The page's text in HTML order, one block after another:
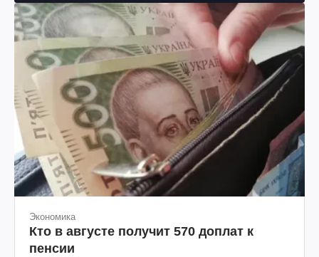
Экономика
Кто в августе получит 570 доплат к
пенсии